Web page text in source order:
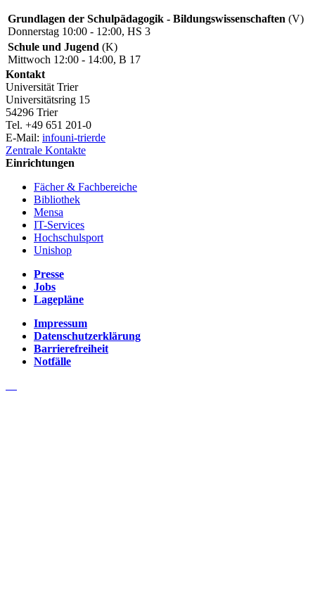
Grundlagen der Schulpädagogik - Bildungswissenschaften (V)
Donnerstag 10:00 - 12:00, HS 3
Schule und Jugend (K)
Mittwoch 12:00 - 14:00, B 17
Kontakt
Universität Trier
Universitätsring 15
54296 Trier
Tel. +49 651 201-0
E-Mail: infouni-trierde
Zentrale Kontakte
Einrichtungen
Fächer & Fachbereiche
Bibliothek
Mensa
IT-Services
Hochschulsport
Unishop
Presse
Jobs
Lagepläne
Impressum
Datenschutzerklärung
Barrierefreiheit
Notfälle